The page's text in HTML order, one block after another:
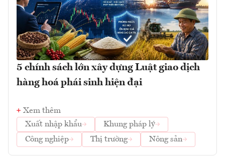
5 chính sách lớn xây dựng Luật giao dịch
hàng hoá phái sinh hiện đại
Xem thêm
Xuất nhập khẩu
Khung pháp lý
Công nghiệp
Thị trường Nông sản